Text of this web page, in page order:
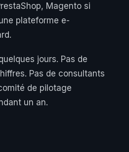
Magento si
plateforme e-
jours. Pas de
Pas de consultants
de pilotage
un an.